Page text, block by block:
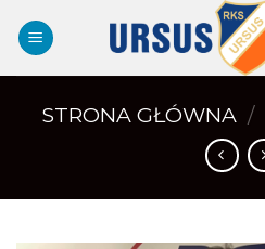
STRONA GŁÓWNA /